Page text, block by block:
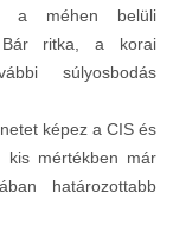
a méhen belüli
Bár ritka, a korai
súlyosbodás
képez a CIS és
kis mértékben már
határozottabb